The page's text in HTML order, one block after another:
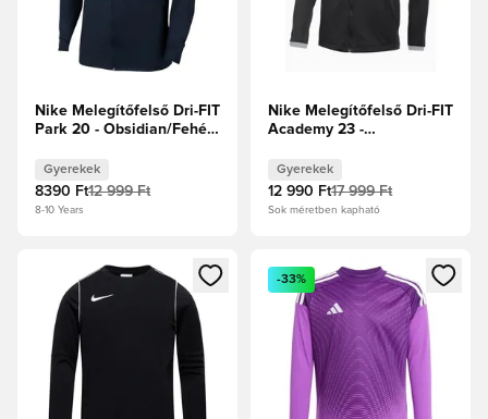
Nike Melegítőfelső Dri-FIT
Park 20 - Obsidian/Fehér
Gyerekek
8390 Ft12 999 Ft
8-10 Years
Nike Melegítőfelső Dri-FIT
Academy 23 -
Gyerek
Gyerekek
12 990 Ft17 999 Ft
Sok méretben kapható
Megnyit egy modált a bejelentkezéshez vagy a tagként
Megnyit egy modált a
-33%